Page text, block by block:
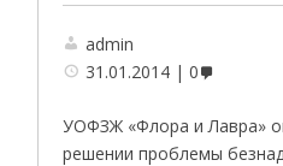
admin
31.01.2014
0
УОФЗЖ «Флора и Лавра»
решении проблемы